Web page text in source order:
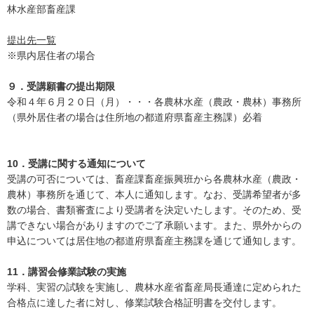
林水産部畜産課
提出先一覧
※県内居住者の場合
９．受講願書の提出期限
令和４年６月２０日（月）・・・各農林水産（農政・農林）事務所
（県外居住者の場合は住所地の都道府県畜産主務課）必着
10．受講に関する通知について
受講の可否については、畜産課畜産振興班から各農林水産（農政・
農林）事務所を通じて、本人に通知します。なお、受講希望者が多
数の場合、書類審査により受講者を決定いたします。そのため、受
講できない場合がありますのでご了承願います。また、県外からの
申込については居住地の都道府県畜産主務課を通じて通知します。
11．講習会修業試験の実施
学科、実習の試験を実施し、農林水産省畜産局長通達に定められた
合格点に達した者に対し、修業試験合格証明書を交付します。